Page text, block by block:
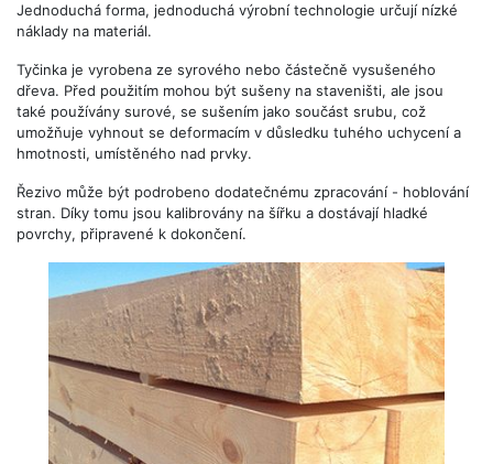
Jednoduchá forma, jednoduchá výrobní technologie určují nízké
náklady na materiál.
Tyčinka je vyrobena ze syrového nebo částečně vysušeného
dřeva. Před použitím mohou být sušeny na staveništi, ale jsou
také používány surové, se sušením jako součást srubu, což
umožňuje vyhnout se deformacím v důsledku tuhého uchycení a
hmotnosti, umístěného nad prvky.
Řezivo může být podrobeno dodatečnému zpracování - hoblování
stran. Díky tomu jsou kalibrovány na šířku a dostávají hladké
povrchy, připravené k dokončení.